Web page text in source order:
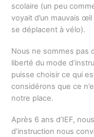
scolaire (un peu
voyait d’un mauvais
se déplacent à vélo).
Nous ne sommes pas
liberté du mode
puisse choisir ce qui
considérons que ce
notre place.
Après 6 ans d’IEF,
d’instruction nous